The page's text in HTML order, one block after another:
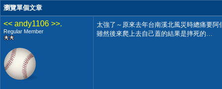
瀏覽單個文章
<< andy1106 >>.
Regular Member
太強了～原來去年台南溪北風災時總痛要
雖然後來爬上去自己蓋的結果是摔死的…